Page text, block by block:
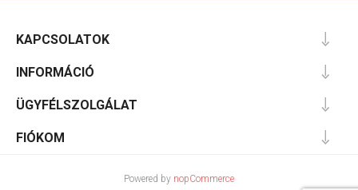
KAPCSOLATOK
INFORMÁCIÓ
ÜGYFÉLSZOLGÁLAT
FIÓKOM
Powered by nopCommerce